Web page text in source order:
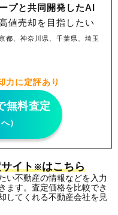
プと共同開発したAI
値売却を目指したい
都、神奈川県、千葉県、埼玉
力に定評あり
無料査定
）
イト※はこちら
い不動産の情報などを入力
ます。査定価格を比較でき
してくれる不動産会社を見